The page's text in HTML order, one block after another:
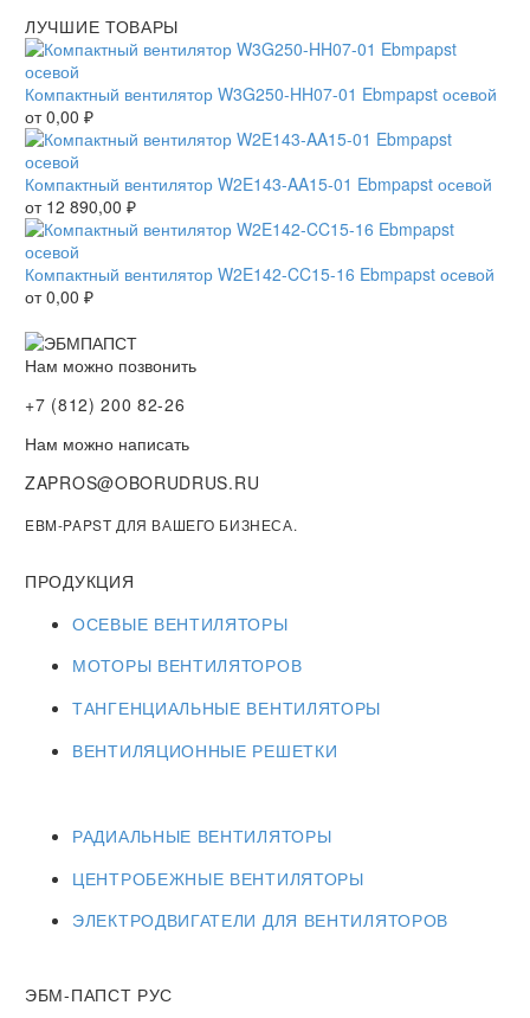
ЛУЧШИЕ ТОВАРЫ
Компактный вентилятор W3G250-HH07-01 Ebmpapst осевой
от0,00 ₽
Компактный вентилятор W2E143-AA15-01 Ebmpapst осевой
от 12 890,00 ₽
Компактный вентилятор W2E142-CC15-16 Ebmpapst осевой
от0,00 ₽
Нам можно позвонить
+7 (812) 200 82-26
Нам можно написать
ZAPROS@OBORUDRUS.RU
EBM-PAPST ДЛЯ ВАШЕГО БИЗНЕСА.
ПРОДУКЦИЯ
ОСЕВЫЕ ВЕНТИЛЯТОРЫ
МОТОРЫ ВЕНТИЛЯТОРОВ
ТАНГЕНЦИАЛЬНЫЕ ВЕНТИЛЯТОРЫ
ВЕНТИЛЯЦИОННЫЕ РЕШЕТКИ
РАДИАЛЬНЫЕ ВЕНТИЛЯТОРЫ
ЦЕНТРОБЕЖНЫЕ ВЕНТИЛЯТОРЫ
ЭЛЕКТРОДВИГАТЕЛИ ДЛЯ ВЕНТИЛЯТОРОВ
ЭБМ-ПАПСТ РУС